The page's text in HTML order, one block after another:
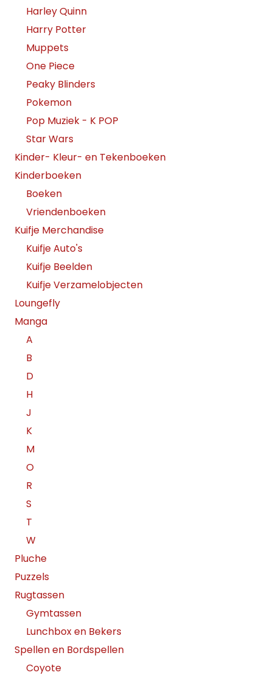
Harley Quinn
Harry Potter
Muppets
One Piece
Peaky Blinders
Pokemon
Pop Muziek - K POP
Star Wars
Kinder- Kleur- en Tekenboeken
Kinderboeken
Boeken
Vriendenboeken
Kuifje Merchandise
Kuifje Auto's
Kuifje Beelden
Kuifje Verzamelobjecten
Loungefly
Manga
A
B
D
H
J
K
M
O
R
S
T
W
Pluche
Puzzels
Rugtassen
Gymtassen
Lunchbox en Bekers
Spellen en Bordspellen
Coyote